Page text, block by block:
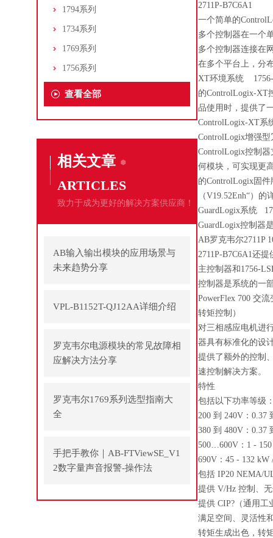
1794系列
1734系列
1769系列
1756系列
查看全部
相关文章
ARTICLES
致力于成为更好的解决方案供应商！
AB输入输出模块的应用场景与
未来趋势分享
VPL-B1152T-QJ12AA详细介绍
罗克韦尔电源模块的常见故障相
应解决方法分享
罗克韦尔1769系列选型指南大
全
手把手教你｜AB-FTViewSE_V1
2数字量声音报警-操作法
2711P-B7C6A1
一个简单的
多个控制器在一个
多个控制器连接在
在多个平台上，分
XT环境系统 1756-
的ControlLogix-XT
品使用时，提供了
ControlLogix-XT系
ControlLogix增强型
ControlLogix控制
何模块，可实现更
的ControlLogix固
（V19.52Enh“）
GuardLogix系统
GuardLogix控制器
AB罗克韦尔2711P
2711P-B7C6A1还
主控制器和1756-
控制器是系统的一
PowerFlex 700 交
转矩控制）
对三相感应电机进
器具有标准化的设
提供了额外的控制
速控制解决方案。
特性
包括以下功率等级
200 到 240V：0.37
380 到 480V：0.37
500…600V：1 -
690V：45 - 132 kW
包括 IP20 NEMA/
提供 V/Hz 控制、
提供 CIP?（通用工
满足空间、灵活性
转矩生成出色，转